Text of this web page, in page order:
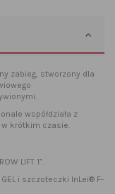
zabieg, stworzony dla
współdziała z
w krótkim czasie.
LIFT 1”.
i szczoteczki InLei® F-